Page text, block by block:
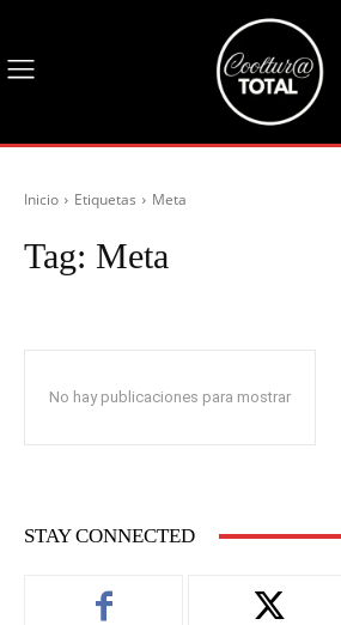
Inicio Etiquetas Meta
Tag: Meta
No hay publicaciones para mostrar
STAY CONNECTED